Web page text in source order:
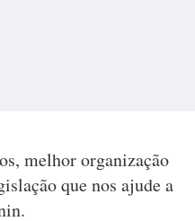
melhor organização
que nos ajude a